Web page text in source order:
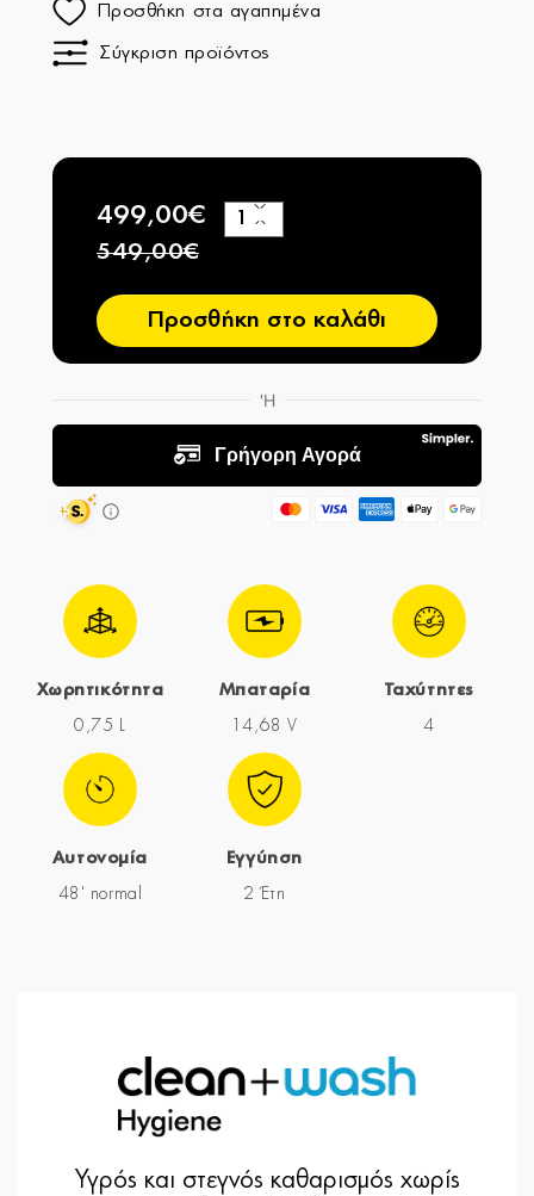
Προσθήκη στα αγαπημένα
Σύγκριση προϊόντος
499,00€
549,00€
−
+
Προσθήκη στο καλάθι
Χωρητικότητα
0,75 L
Μπαταρία
14,68 V
Ταχύτητες
4
Αυτονομία
48' normal
Εγγύηση
2 Έτη
Υγρός και στεγνός καθαρισμός χωρίς